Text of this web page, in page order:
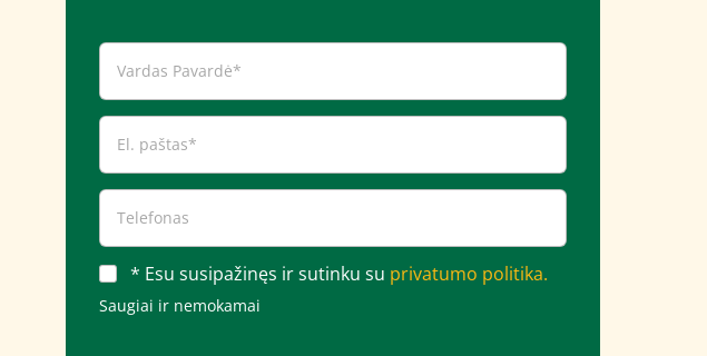
* Esu susipažinęs ir sutinku su privatumo politika.
Saugiai ir nemokamai